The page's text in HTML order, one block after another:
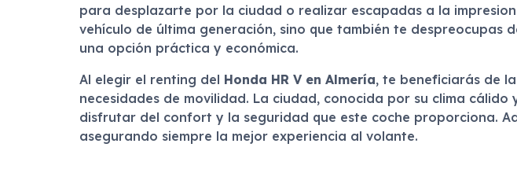
para desplazarte por la ciudad o realizar escapadas a la
vehículo de última generación, sino que también te
una opción práctica y económica.
Al elegir el renting del Honda HR V en Almería, te beneficiarás de
necesidades de movilidad. La ciudad, conocida por su clima
disfrutar del confort y la seguridad que este coche proporciona.
asegurando siempre la mejor experiencia al volante.